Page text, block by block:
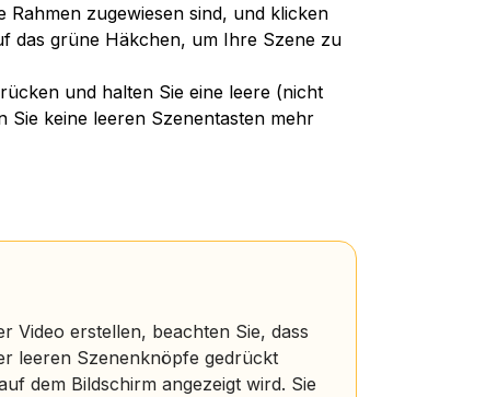
Rahmen zugewiesen sind, und klicken
das grüne Häkchen, um Ihre Szene zu
und halten Sie eine leere (nicht
Sie keine leeren Szenentasten mehr
Video erstellen, beachten Sie, dass
leeren Szenenknöpfe gedrückt
dem Bildschirm angezeigt wird. Sie